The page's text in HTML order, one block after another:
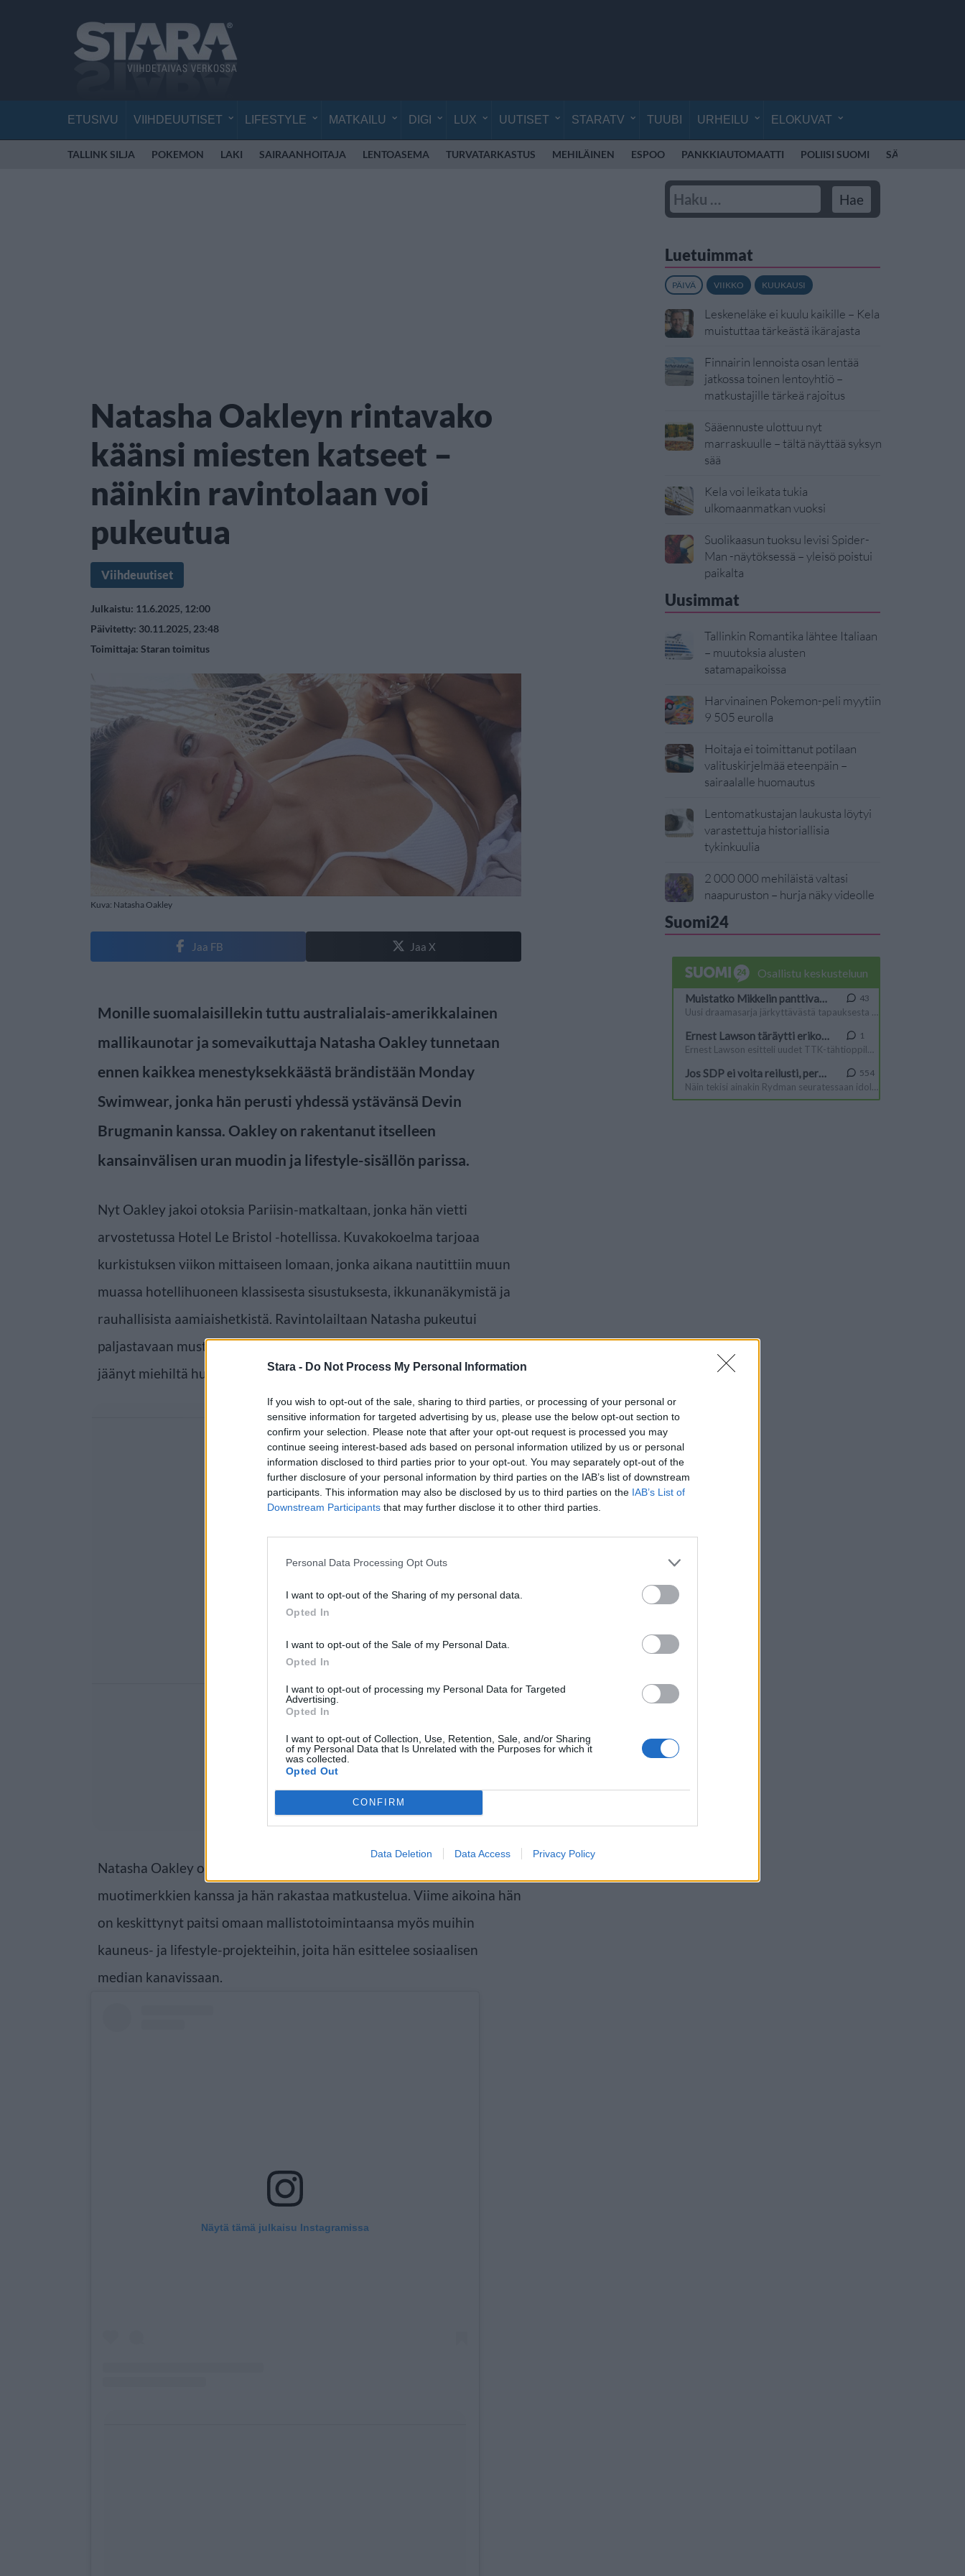
Stara - Do Not Process My Personal Information
If you wish to opt-out of the sale, sharing to third parties, or processing of your personal or
sensitive information for targeted advertising by us, please use the below opt-out section to
confirm your selection. Please note that after your opt-out request is processed you may
continue seeing interest-based ads based on personal information utilized by us or personal
information disclosed to third parties prior to your opt-out. You may separately opt-out of the
further disclosure of your personal information by third parties on the IAB’s list of downstream
participants. This information may also be disclosed by us to third parties on the IAB’s List of
Downstream Participants that may further disclose it to other third parties.
Personal Data Processing Opt Outs
I want to opt-out of the Sharing of my personal data.
Opted In
I want to opt-out of the Sale of my Personal Data.
Opted In
I want to opt-out of processing my Personal Data for Targeted
Advertising.
Opted In
I want to opt-out of Collection, Use, Retention, Sale, and/or Sharing
of my Personal Data that Is Unrelated with the Purposes for which it
was collected.
Opted Out
CONFIRM
Data Deletion Data Access Privacy Policy
ETUSIVU VIIHDEUUTISET LIFESTYLE MATKAILU DIGI LUX UUTISET STARATV TUUBI URHEILU ELOKUVAT
TALLINK SILJA POKEMON LAKI SAIRAANHOITAJA LENTOASEMA TURVATARKASTUS MEHILÄINEN ESPOO PANKKIAUTOMAATTI POLIISI SUOMI
Natasha Oakleyn rintavako
käänsi miesten katseet –
näinkin ravintolaan voi
pukeutua
Viihdeuutiset
Julkaistu: 11.6.2025, 12:00
Päivitetty: 30.11.2025, 23:48
Toimittaja: Staran toimitus
Kuva: Natasha Oakley
Jaa FB Jaa X
Monille suomalaisillekin tuttu australialais-amerikkalainen
mallikaunotar ja somevaikuttaja Natasha Oakley tunnetaan
ennen kaikkea menestyksekkäästä brändistään Monday
Swimwear, jonka hän perusti yhdessä ystävänsä Devin
Brugmanin kanssa. Oakley on rakentanut itselleen
kansainvälisen uran muodin ja lifestyle-sisällön parissa.
Nyt Oakley jakoi otoksia Pariisin-matkaltaan, jonka hän vietti
arvostetussa Hotel Le Bristol -hotellissa. Kuvakokoelma tarjoaa
kurkistuksen viikon mittaiseen lomaan, jonka aikana nautittiin muun
muassa hotellihuoneen klassisesta sisustuksesta, ikkunanäkymistä ja
rauhallisista aamiaishetkistä. Ravintolailtaan Natasha pukeutui
paljastavaan mustaan asuun, jonka tarjoama rintavako ei varmasti
jäänyt miehiltä huomaamatta.
Natasha Oakley on tehnyt yhteistyötä useiden tunnettujen
muotimerkkien kanssa ja hän rakastaa matkustelua. Viime aikoina hän
on keskittynyt paitsi omaan mallistotoimintaansa myös muihin
kauneus- ja lifestyle-projekteihin, joita hän esittelee sosiaalisen
median kanavissaan.
Näytä tämä julkaisu Instagramissa
Luetuimmat
PÄIVÄ VIIKKO KUUKAUSI
Leskeneläke ei kuulu kaikille – Kela
muistuttaa tärkeästä ikärajasta
Finnairin lennoista osan lentää
jatkossa toinen lentoyhtiö –
matkustajille tärkeä rajoitus
Sääennuste ulottuu nyt
marraskuulle – tältä näyttää syksyn
sää
Kela voi leikata tukia
ulkomaanmatkan vuoksi
Suolikaasun tuoksu levisi Spider-
Man -näytöksessä – yleisö poistui
paikalta
Uusimmat
Tallinkin Romantika lähtee Italiaan
– muutoksia alusten
satamapaikoissa
Harvinainen Pokemon-peli myytiin
9 505 eurolla
Hoitaja ei toimittanut potilaan
valituskirjelmää eteenpäin –
sairaalalle huomautus
Lentomatkustajan laukusta löytyi
varastettuja historiallisia
tykinkuulia
2 000 000 mehiläistä valtasi
naapuruston – hurja näky videolle
Suomi24